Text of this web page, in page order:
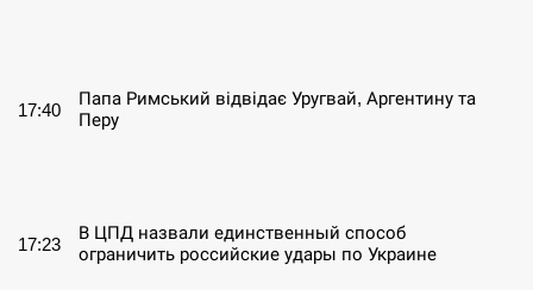
17:40
Папа Римський відвідає Уругвай, Аргентину та
Перу
17:23
В ЦПД назвали единственный способ
ограничить российские удары по Украине